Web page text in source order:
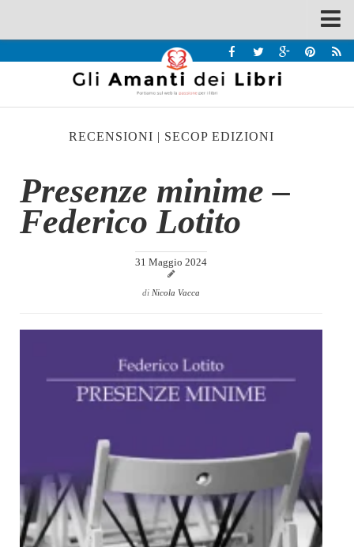
Recensioni
Interviste & Incontri
Chi siamo
Contatti
Dicono di Noi
Rassegna Stampa
Generi
Case editrici
Partnership
RECENSIONI | SECOP EDIZIONI
Presenze minime –
Federico Lotito
31 Maggio 2024
di Nicola Vacca